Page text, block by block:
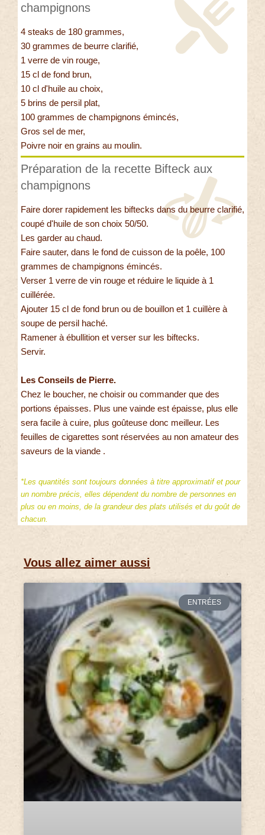
champignons
4 steaks de 180 grammes,
30 grammes de beurre clarifié,
1 verre de vin rouge,
15 cl de fond brun,
10 cl d'huile au choix,
5 brins de persil plat,
100 grammes de champignons émincés,
Gros sel de mer,
Poivre noir en grains au moulin.
Préparation de la recette Bifteck aux
champignons
Faire dorer rapidement les biftecks dans du beurre clarifié,
coupé d'huile de son choix 50/50.
Les garder au chaud.
Faire sauter, dans le fond de cuisson de la poêle, 100
grammes de champignons émincés.
Verser 1 verre de vin rouge et réduire le liquide à 1
cuillérée.
Ajouter 15 cl de fond brun ou de bouillon et 1 cuillère à
soupe de persil haché.
Ramener à ébullition et verser sur les biftecks.
Servir.
Les Conseils de Pierre.
Chez le boucher, ne choisir ou commander que des
portions épaisses. Plus une vainde est épaisse, plus elle
sera facile à cuire, plus goûteuse donc meilleur. Les
feuilles de cigarettes sont réservées au non amateur des
saveurs de la viande .
*Les quantités sont toujours données à titre approximatif et pour
un nombre précis, elles dépendent du nombre de personnes en
plus ou en moins, de la grandeur des plats utilisés et du goût de
chacun.
Vous allez aimer aussi
ENTRÉES